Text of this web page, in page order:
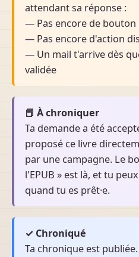
attendant sa réponse :
— Pas encore de
— Pas encore d'action
— Un mail t'arrive dès
validée
📕 À chroniquer
Ta demande a été
proposé ce livre
par une campagne. Le
l'EPUB » est là, et tu
quand tu es prêt·e.
✓ Chroniqué
Ta chronique est